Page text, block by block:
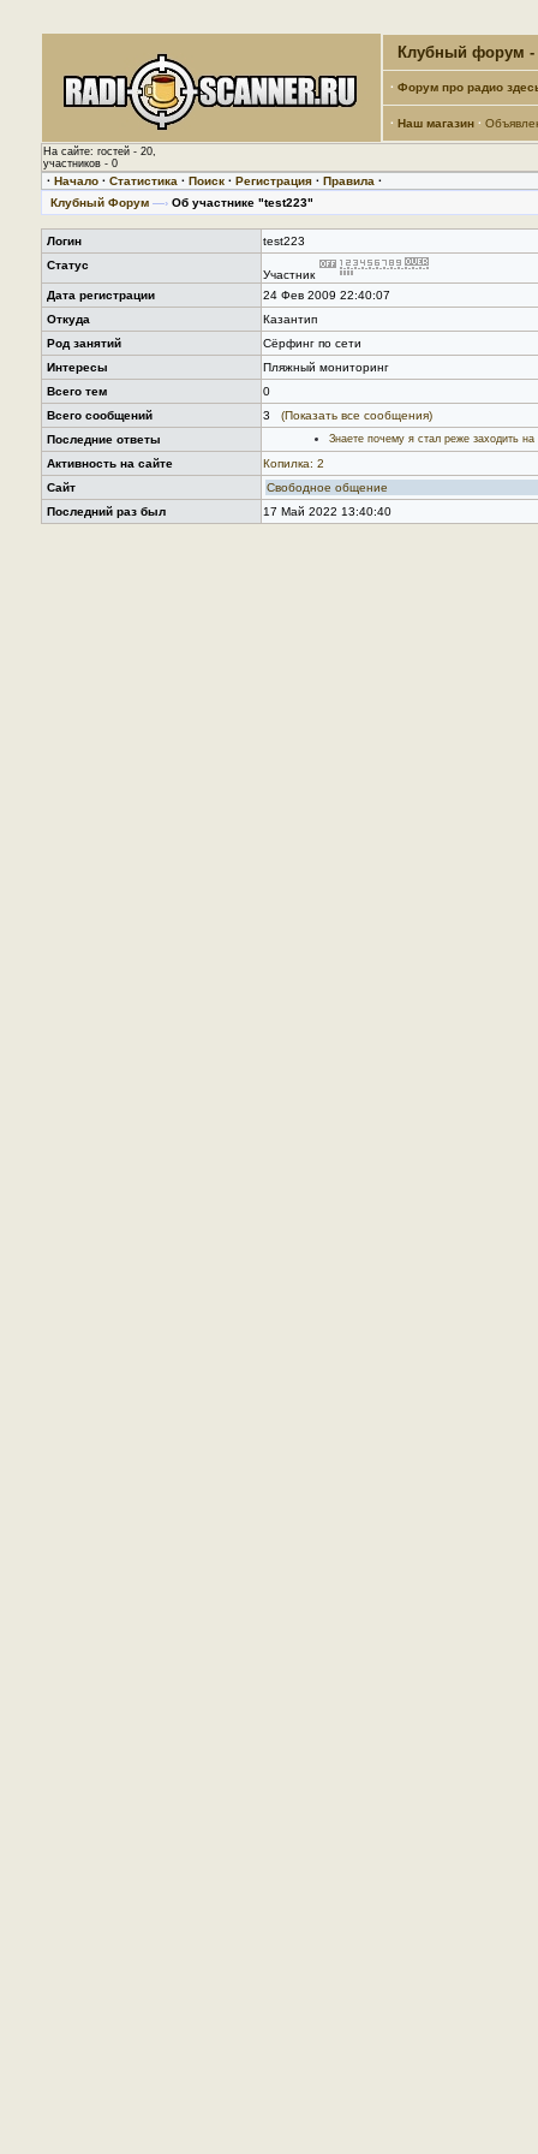
Клубный форум -
· Форум про радио
· Наш магазин ·
На сайте: гостей - 20,
участников - 0
· Начало · Статистика · Поиск · Регистрация · Правила ·
Клубный Форум —› Об участнике "test223"
Логин
test223
Статус
Участник
Дата регистрации
24 Фев 2009 22:40:07
Откуда
Казантип
Род занятий
Сёрфинг по сети
Интересы
Пляжный мониторинг
Всего тем
0
Всего сообщений
3
(Показать все сообщения)
Последние ответы
Знаете почему я стал реже заходить на
Активность на сайте
Копилка: 2
Сайт
Свободное общение
Последний раз был
17 Май 2022 13:40:40